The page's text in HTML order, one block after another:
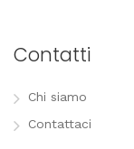
Contatti
Chi siamo
Contattaci